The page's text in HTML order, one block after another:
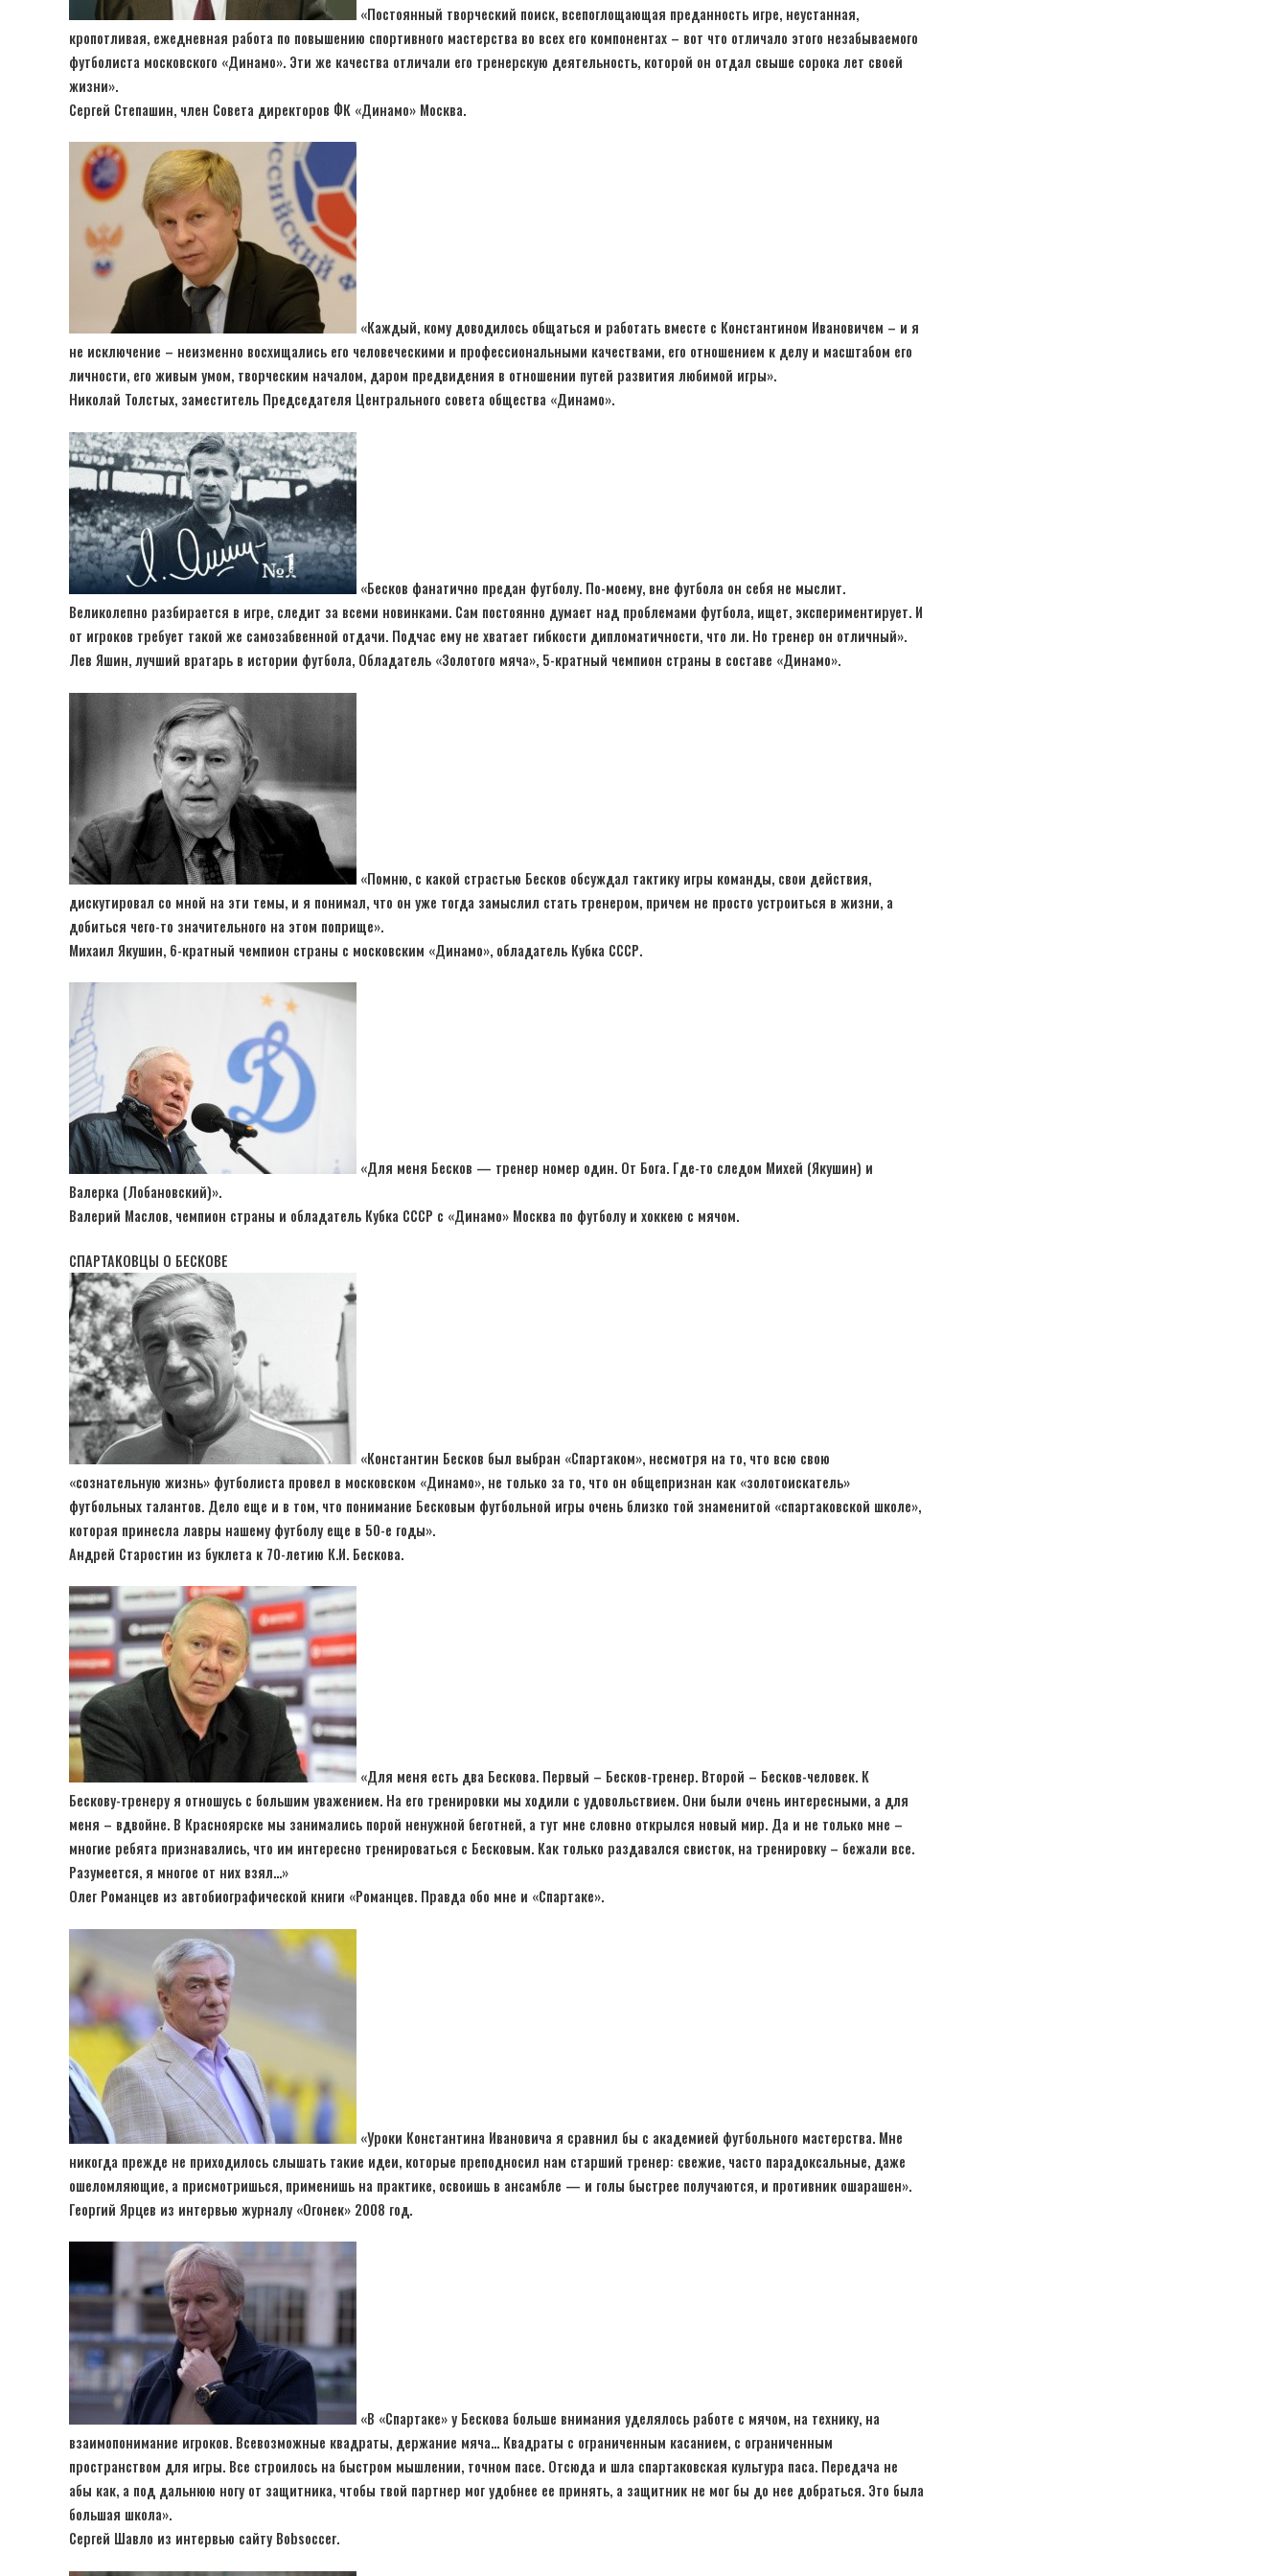
«Постоянный творческий поиск, всепоглощающая преданность игре, неустанная,
кропотливая, ежедневная работа по повышению спортивного мастерства во всех его компонентах – вот что отличало этого незабываемого
футболиста московского «Динамо». Эти же качества отличали его тренерскую деятельность, которой он отдал свыше сорока лет своей
жизни».
Сергей Степашин, член Совета директоров ФК «Динамо» Москва.
«Каждый, кому доводилось общаться и работать вместе с Константином Ивановичем – и я
не исключение – неизменно восхищались его человеческими и профессиональными качествами, его отношением к делу и масштабом его
личности, его живым умом, творческим началом, даром предвидения в отношении путей развития любимой игры».
Николай Толстых, заместитель Председателя Центрального совета общества «Динамо».
«Бесков фанатично предан футболу. По-моему, вне футбола он себя не мыслит.
Великолепно разбирается в игре, следит за всеми новинками. Сам постоянно думает над проблемами футбола, ищет, экспериментирует. И
от игроков требует такой же самозабвенной отдачи. Подчас ему не хватает гибкости дипломатичности, что ли. Но тренер он отличный».
Лев Яшин, лучший вратарь в истории футбола, Обладатель «Золотого мяча», 5-кратный чемпион страны в составе «Динамо».
«Помню, с какой страстью Бесков обсуждал тактику игры команды, свои действия,
дискутировал со мной на эти темы, и я понимал, что он уже тогда замыслил стать тренером, причем не просто устроиться в жизни, а
добиться чего-то значительного на этом поприще».
Михаил Якушин, 6-кратный чемпион страны с московским «Динамо», обладатель Кубка СССР.
«Для меня Бесков — тренер номер один. От Бога. Где-то следом Михей (Якушин) и
Валерка (Лобановский)».
Валерий Маслов, чемпион страны и обладатель Кубка СССР с «Динамо» Москва по футболу и хоккею с мячом.
СПАРТАКОВЦЫ О БЕСКОВЕ
«Константин Бесков был выбран «Спартаком», несмотря на то, что всю свою
«сознательную жизнь» футболиста провел в московском «Динамо», не только за то, что он общепризнан как «золотоискатель»
футбольных талантов. Дело еще и в том, что понимание Бесковым футбольной игры очень близко той знаменитой «спартаковской школе»,
которая принесла лавры нашему футболу еще в 50-е годы».
Андрей Старостин из буклета к 70-летию К.И. Бескова.
«Для меня есть два Бескова. Первый – Бесков-тренер. Второй – Бесков-человек. К
Бескову-тренеру я отношусь с большим уважением. На его тренировки мы ходили с удовольствием. Они были очень интересными, а для
меня – вдвойне. В Красноярске мы занимались порой ненужной беготней, а тут мне словно открылся новый мир. Да и не только мне –
многие ребята признавались, что им интересно тренироваться с Бесковым. Как только раздавался свисток, на тренировку – бежали все.
Разумеется, я многое от них взял…»
Олег Романцев из автобиографической книги «Романцев. Правда обо мне и «Спартаке».
«Уроки Константина Ивановича я сравнил бы с академией футбольного мастерства. Мне
никогда прежде не приходилось слышать такие идеи, которые преподносил нам старший тренер: свежие, часто парадоксальные, даже
ошеломляющие, а присмотришься, применишь на практике, освоишь в ансамбле — и голы быстрее получаются, и противник ошарашен».
Георгий Ярцев из интервью журналу «Огонек» 2008 год.
«В «Спартаке» у Бескова больше внимания уделялось работе с мячом, на технику, на
взаимопонимание игроков. Всевозможные квадраты, держание мяча… Квадраты с ограниченным касанием, с ограниченным
пространством для игры. Все строилось на быстром мышлении, точном пасе. Отсюда и шла спартаковская культура паса. Передача не
абы как, а под дальнюю ногу от защитника, чтобы твой партнер мог удобнее ее принять, а защитник не мог бы до нее добраться. Это была
большая школа».
Сергей Шавло из интервью сайту Bobsoccer.